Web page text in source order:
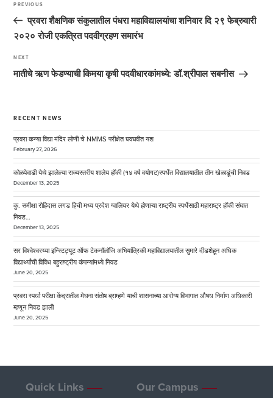
navigation
Previous
Post
PREVIOUS
प्रवरा शैक्षणिक संकुलातील पंधरा महाविद्यालयांचा शनिवार दि २९ फेब्रुवारी
२०२० रोजी एकत्रित पदवीग्रहण समारंभ
Next
Post
NEXT
मातीचे ऋण फेडण्याची किमया कृषी पदवीधारकांमध्ये: डॉ.श्रीपाल सबनीस
RECENT NEWS
प्रवरा कन्या विद्या मंदिर लोणी चे NMMS परीक्षेत घवघवीत यश
February 27, 2026
कोळपेवाडी येथे झालेल्या राज्यस्तरीय शालेय हॉकी (१४ वर्ष वयोगट)स्पर्धेत विद्यालयातील तीन खेळाडूंची निवड
December 13, 2025
कु. समीक्षा रोहिदास लगड हिची मध्य प्रदेश ग्वालियर येथे होणाऱ्या राष्ट्रीय स्पर्धेसाठी महाराष्ट्र हॉकी संघात
निवड…
December 13, 2025
सर विश्वेश्वरय्या इन्स्टिट्यूट ऑफ टेकनॉलॉजि अभियांत्रिकी महाविद्यालयातील सुमारे दीडशेहून अधिक
विद्यार्थ्यांची विविध बहुराष्ट्रीय कंपन्यांमध्ये निवड
June 20, 2025
प्रवरा स्पर्धा परीक्षा केंद्रातील मेघना संतोष ब्राम्हणे याची शासनाच्या आरोग्य विभागात औषध निर्माण अधिकारी
म्हणून निवड झाली
June 20, 2025
Quick Links Our Campus